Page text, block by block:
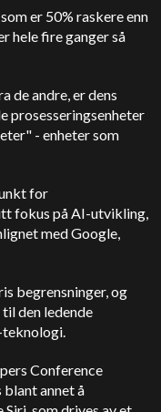
er 50% raskere enn
hele fire ganger så
de andre, er dens
prosesseringsenheter
- enheter som
for
fokus på AI-utvikling,
medGoogle,
begrensninger, og
den ledende
teknologi.
Conference
annet å